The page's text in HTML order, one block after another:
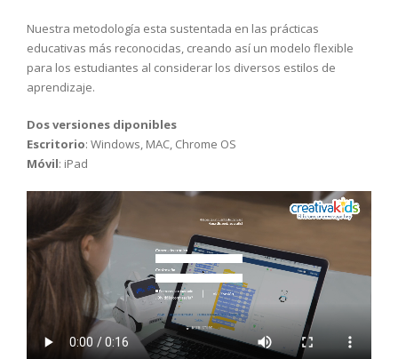
Nuestra metodología esta sustentada en las prácticas
educativas más reconocidas, creando así un modelo flexible
para los estudiantes al considerar los diversos estilos de
aprendizaje.
Dos versiones diponibles
Escritorio: Windows, MAC, Chrome OS
Móvil: iPad